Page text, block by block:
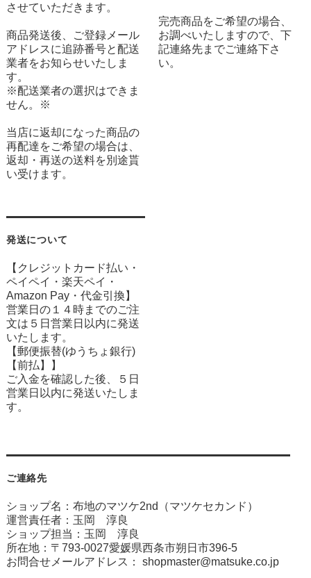
させていただきます。
商品発送後、ご登録メール
アドレスに追跡番号と配送
業者をお知らせいたしま
す。
※配送業者の選択はできま
せん。※
当店に返却になった商品の
再配達をご希望の場合は、
返却・再送の送料を別途貰
い受けます。
発送について
【クレジットカード払い・
ペイペイ・楽天ペイ・
Amazon Pay・ 代金引換】
営業日の１４時までのご注
文は５日営業日以内に発送
いたします。
【郵便振替(ゆうちょ銀行)
【前払】】
ご入金を確認した後、５日
営業日以内に発送いたしま
す。
完売商品をご希望の場合、
お調べいたしますので、下
記連絡先までご連絡下さ
い。
ご連絡先
ショップ名：布地のマツケ2nd（マツケセカンド）
運営責任者：玉岡 淳良
ショップ担当：玉岡 淳良
所在地：〒793-0027愛媛県西条市朔日市396-5
お問合せメールアドレス： shopmaster@matsuke.co.jp